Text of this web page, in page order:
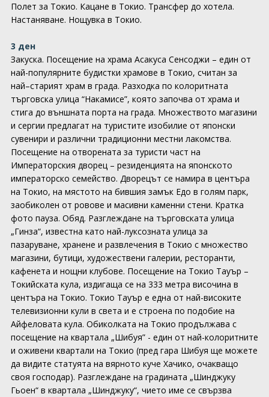
Полет за Токио. Кацане в Токио. Трансфер до хотела.
Настаняване. Нощувка в Токио.
3 ден
Закуска. Посещение на храма Асакуса Сенсоджи – един от
най-популярните будистки храмове в Токио, считан за
най–старият храм в града. Разходка по колоритната
търговска улица “Накамисе”, която започва от храма и
стига до външната порта на града. Множеството магазини
и сергии предлагат на туристите изобилие от японски
сувенири и различни традиционни местни лакомства.
Посещение на отворената за туристи част на
Императорския дворец – резиденцията на японското
императорско семейство. Дворецът се намира в центъра
на Токио, на мястото на бившия замък Едо в голям парк,
заобиколен от ровове и масивни каменни стени. Кратка
фото пауза. Обяд. Разглеждане на търговската улица
„Гинза“, известна като най-луксозната улица за
пазаруване, хранене и развлечения в Токио с множество
магазини, бутици, художествени галерии, ресторанти,
кафенета и нощни клубове. Посещение на Токио Тауър –
Токийската кула, издигаща се на 333 метра височина в
центъра на Токио. Токио Тауър е една от най-високите
телевизионни кули в света и е строена по подобие на
Айфеловата кула. Обиколката на Токио продължава с
посещение на квартала „Шибуя” - един от най-колоритните
и оживени квартали на Токио (пред гара Шибуя ще можете
да видите статуята на вярното куче Хачико, очакващо
своя господар). Разглеждане на градината „Шинджуку
Гьоен“ в квартала „Шинджуку“, чието име се свързва